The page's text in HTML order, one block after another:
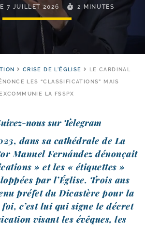
7 JUILLET 2026 2 MINUTES
CRISE DE L'ÉGLISE
LE CARDINAL
LES “CLASSIFICATIONS” MAIS
EXCOMMUNIE LA FSSPX
nous sur Telegram
dans sa cathé­drale de La
Manuel Fernández dénon­çait
» et les « éti­quettes »
par l’Église. Trois ans
pré­fet du Dicastère pour la
c’est lui qui signe le décret
visant les évêques, les